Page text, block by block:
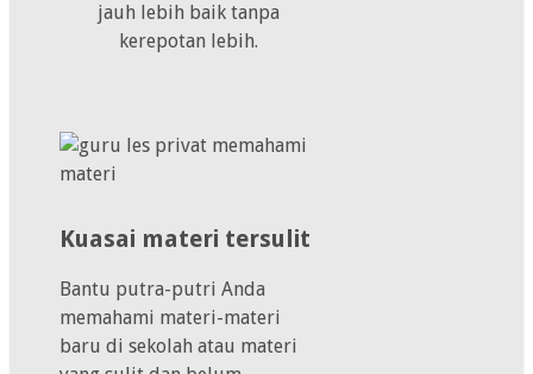
jauh lebih baik tanpa
kerepotan lebih.
Kuasai materi tersulit
Bantu putra-putri Anda
memahami materi-materi
baru di sekolah atau materi